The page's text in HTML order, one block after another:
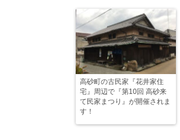
高砂町の古民家『花井家住
宅』周辺で『第10回 高砂来
て民家まつり』が開催されま
す！